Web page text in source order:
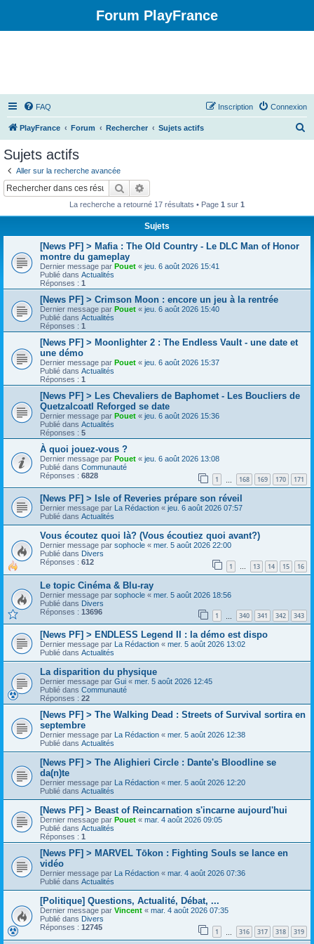
Forum PlayFrance
FAQ Connexion
Inscription
PlayFrance Forum Rechercher Sujets actifs
Sujets actifs
Aller sur la recherche avancée
Rechercher
La recherche a retourné 17 résultats • Page 1 sur 1
Sujets
[News PF] > Mafia : The Old Country - Le DLC Man of Honor
montre du gameplay
Dernier message par Pouet « jeu. 6 août 2026 15:41
Publié dans Actualités
Réponses : 1
[News PF] > Crimson Moon : encore un jeu à la rentrée
Dernier message par Pouet « jeu. 6 août 2026 15:40
Publié dans Actualités
Réponses : 1
[News PF] > Moonlighter 2 : The Endless Vault - une date et
une démo
Dernier message par Pouet « jeu. 6 août 2026 15:37
Publié dans Actualités
Réponses : 1
[News PF] > Les Chevaliers de Baphomet - Les Boucliers de
Quetzalcoatl Reforged se date
Dernier message par Pouet « jeu. 6 août 2026 15:36
Publié dans Actualités
Réponses : 5
À quoi jouez-vous ?
Dernier message par Pouet « jeu. 6 août 2026 13:08
Publié dans Communauté
Réponses : 6828 1 168 169 170 171
[News PF] > Isle of Reveries prépare son réveil
Dernier message par La Rédaction « jeu. 6 août 2026 07:57
Publié dans Actualités
Vous écoutez quoi là? (Vous écoutiez quoi avant?)
Dernier message par sophocle « mer. 5 août 2026 22:00
Publié dans Divers
Réponses : 612 1 … 13 14 15 16
Le topic Cinéma & Blu-ray
Dernier message par sophocle « mer. 5 août 2026 18:56
Publié dans Divers
Réponses : 13696 1 340 341 342 343
[News PF] > ENDLESS Legend II : la démo est dispo
Dernier message par La Rédaction « mer. 5 août 2026 13:02
Publié dans Actualités
La disparition du physique
Dernier message par Gui « mer. 5 août 2026 12:45
Publié dans Communauté
Réponses : 22
[News PF] > The Walking Dead : Streets of Survival sortira en
septembre
Dernier message par La Rédaction « mer. 5 août 2026 12:38
Publié dans Actualités
[News PF] > The Alighieri Circle : Dante's Bloodline se
da(n)te
Dernier message par La Rédaction « mer. 5 août 2026 12:20
Publié dans Actualités
[News PF] > Beast of Reincarnation s'incarne aujourd'hui
Dernier message par Pouet « mar. 4 août 2026 09:05
Publié dans Actualités
Réponses : 1
[News PF] > MARVEL Tōkon : Fighting Souls se lance en
vidéo
Dernier message par La Rédaction « mar. 4 août 2026 07:36
Publié dans Actualités
[Politique] Questions, Actualité, Débat, ...
Dernier message par Vincent « mar. 4 août 2026 07:35
Publié dans Divers
Réponses : 12745 1 316 317 318 319